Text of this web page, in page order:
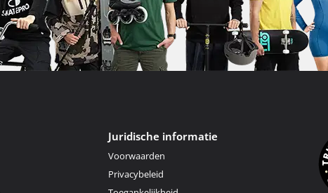
Juridische informatie
Voorwaarden
Privacybeleid